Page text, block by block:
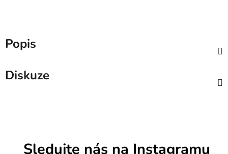
Popis
Diskuze
Sledujte nás na Instagramu